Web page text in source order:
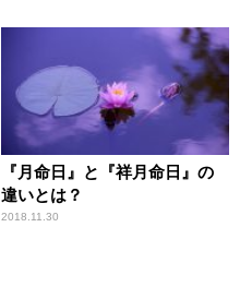
『月命日』と『祥月命日』の
違いとは？
2018.11.30